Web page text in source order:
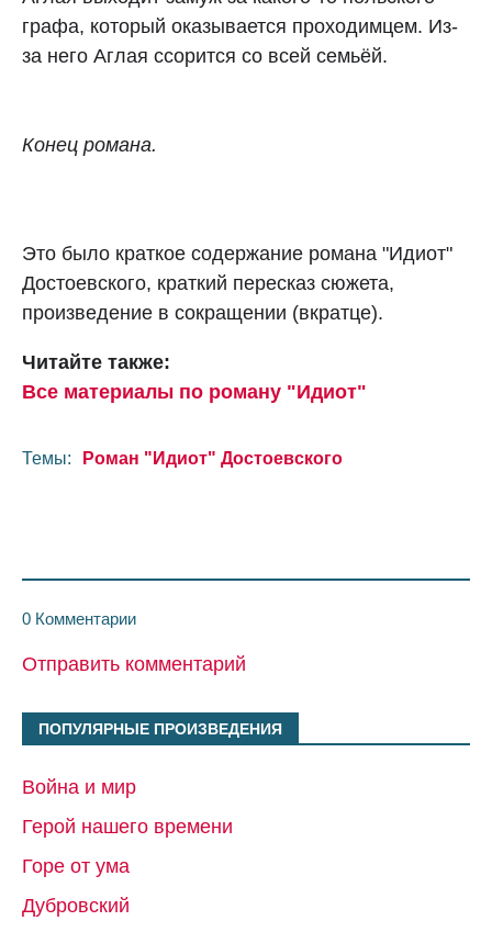
графа, который оказывается проходимцем. Из-
за него Аглая ссорится со всей семьёй.
Конец романа.
Это было краткое содержание романа "Идиот"
Достоевского, краткий пересказ сюжета,
произведение в сокращении (вкратце).
Читайте также:
Все материалы по роману "Идиот"
Темы: Роман "Идиот" Достоевского
0 Комментарии
Отправить комментарий
ПОПУЛЯРНЫЕ ПРОИЗВЕДЕНИЯ
Война и мир
Герой нашего времени
Горе от ума
Дубровский